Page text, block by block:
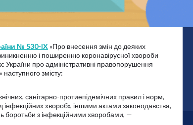
№ 530-IX «Про внесення змін до деяких
і поширенню коронавірусної хвороби
про адміністративні правопорушення
змісту:
санітарно-протиепідемічних правил і норм,
хвороб», іншими актами законодавства,
боротьби з інфекційними хворобами, —